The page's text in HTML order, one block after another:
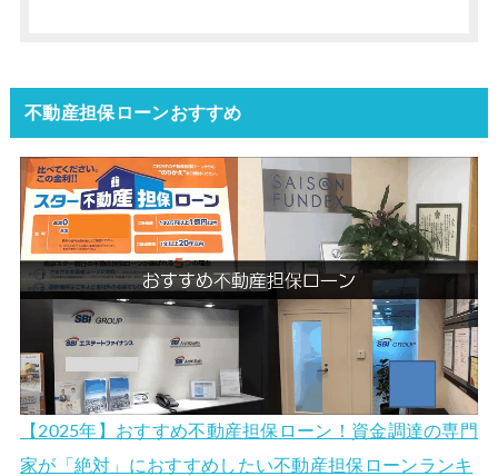
不動産担保ローンおすすめ
【2025年】おすすめ不動産担保ローン！資金調達の専門
家が「絶対」におすすめしたい不動産担保ローンランキ